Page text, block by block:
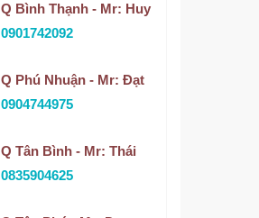
Q Bình Thạnh - Mr: Huy
0901742092
Q Phú Nhuận - Mr: Đạt
0904744975
Q Tân Bình - Mr: Thái
0835904625